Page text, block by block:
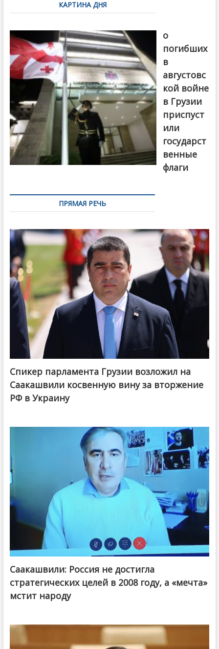
записямКАРТИНА ДНЯ
о
погибших
в
августовс
кой войне
в Грузии
приспуст
или
государст
венные
флаги
ПРЯМАЯ РЕЧЬ
Спикер парламента Грузии возложил на
Саакашвили косвенную вину за вторжение
РФ в Украину
Саакашвили: Россия не достигла
стратегических целей в 2008 году, а «мечта»
мстит народу